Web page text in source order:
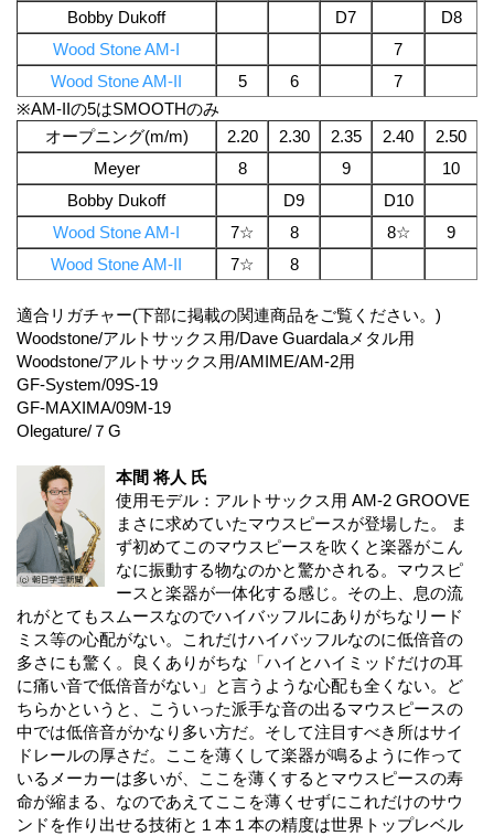
Bobby Dukoff
D7
D8
Wood Stone AM-I
7
Wood Stone AM-II
5 6
7
※AM-IIの5はSMOOTHのみ
オープニング(m/m)
2.20 2.30 2.35 2.40
2.50
Meyer
8 9
10
Bobby Dukoff
D9
D10
Wood Stone AM-I
7☆ 8 8☆
9
Wood Stone AM-II
7☆ 8
適合リガチャー(下部に掲載の関連商品をご覧ください。)
Woodstone/アルトサックス用/Dave Guardalaメタル用
Woodstone/アルトサックス用/AMIME/AM-2用
GF-System/09S-19
GF-MAXIMA/09M-19
Olegature/７G
本間 将人 氏
使用モデル：アルトサックス用 AM-2 GROOVE
まさに求めていたマウスピースが登場した。 ま
ず初めてこのマウスピースを吹くと楽器がこん
なに振動する物なのかと驚かされる。マウスピ
ースと楽器が一体化する感じ。その上、息の流
れがとてもスムースなのでハイバッフルにありがちなリード
ミス等の心配がない。これだけハイバッフルなのに低倍音の
多さにも驚く。良くありがちな「ハイとハイミッドだけの耳
に痛い音で低倍音がない」と言うような心配も全くない。ど
ちらかというと、こういった派手な音の出るマウスピースの
中では低倍音がかなり多い方だ。そして注目すべき所はサイ
ドレールの厚さだ。ここを薄くして楽器が鳴るように作って
いるメーカーは多いが、ここを薄くするとマウスピースの寿
命が縮まる、なのであえてここを薄くせずにこれだけのサウ
ンドを作り出せる技術と１本１本の精度は世界トップレベル